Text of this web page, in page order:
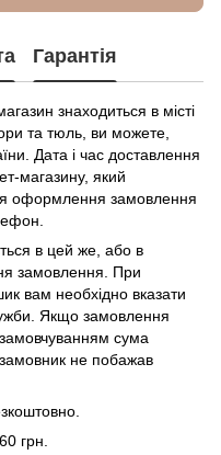
Гарантія
знаходиться в місті
та тюль, ви можете,
Дата і час доставлення
магазину, який
оформлення замовлення
в цей же, або в
замовлення. При
вам необхідно вказати
Якщо замовлення
сума
не побажав
грн.